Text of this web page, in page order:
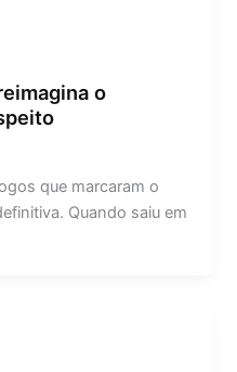
o
que marcaram o
Quando saiu em